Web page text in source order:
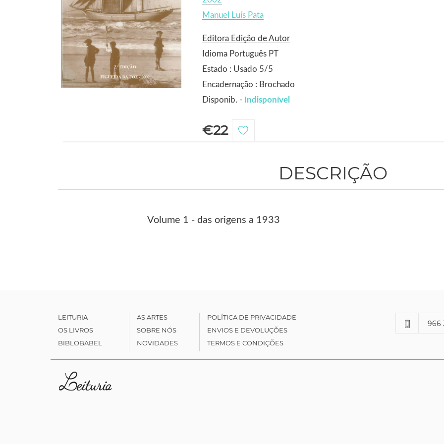
Manuel Luís Pata
Editora Edição de Autor
Idioma Português PT
Estado : Usado 5/5
Encadernação : Brochado
Disponib. - Indisponível
€22
DESCRIÇÃO
Volume 1 - das origens a 1933
LEITURIA
OS LIVROS
BIBLOBABEL
AS ARTES
SOBRE NÓS
NOVIDADES
POLÍTICA DE PRIVACIDADE
ENVIOS E DEVOLUÇÕES
TERMOS E CONDIÇÕES
966